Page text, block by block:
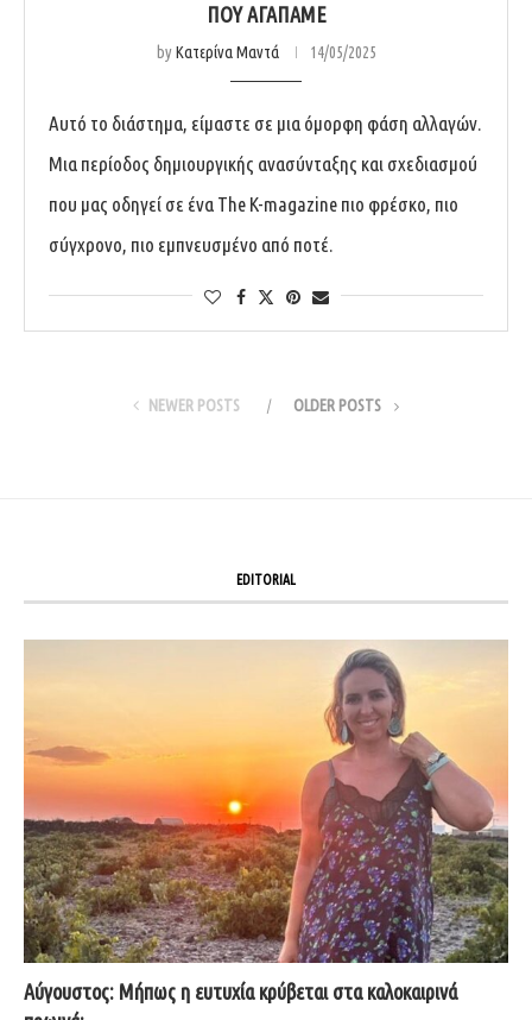
ΠΟΥ ΑΓΑΠΆΜΕ
byΚατερίνα Μαντά 14/05/2025
Αυτό το διάστημα, είμαστε σε μια όμορφη φάση αλλαγών.
Μια περίοδος δημιουργικής ανασύνταξης και σχεδιασμού
που μας οδηγεί σε ένα The K-magazine πιο φρέσκο, πιο
σύγχρονο, πιο εμπνευσμένο από ποτέ.
NEWER POSTS OLDER POSTS
EDITORIAL
Αύγουστος: Μήπως η ευτυχία κρύβεται στα καλοκαιρινά